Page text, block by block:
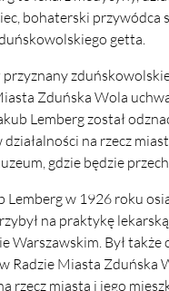
bohaterski przywódca
getta.
przyznany
Zduńska Wola
Lemberg został
na rzecz
gdzie będzie
Lemberg w 1926 roku
na praktykę
Warszawskim. Był także
Radzie Miasta Zduńska
rzecz miasta i jego